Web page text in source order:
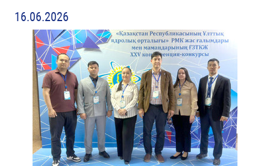
16.06.2026